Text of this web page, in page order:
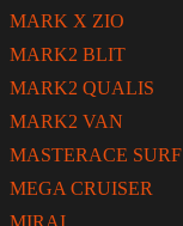
MARK X ZIO
MARK2 BLIT
MARK2 QUALIS
MARK2 VAN
MASTERACE SURF
MEGA CRUISER
MIRAI